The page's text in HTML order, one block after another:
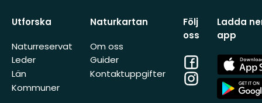
Utforska
Naturreservat
Leder
Län
Kommuner
Naturkartan
Om oss
Guider
Kontaktuppgifter
Följ
oss
Facebook
Instagram
Ladda
app
App
Store
App
Store